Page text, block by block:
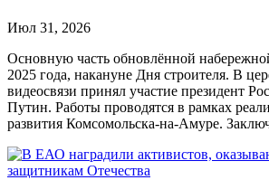
Июл 31, 2026
Основную часть обновлённой
2025 года, накануне Дня строителя. В
видеосвязи принял участие президент
Путин. Работы проводятся в рамках
развития Комсомольска-на-Амуре.